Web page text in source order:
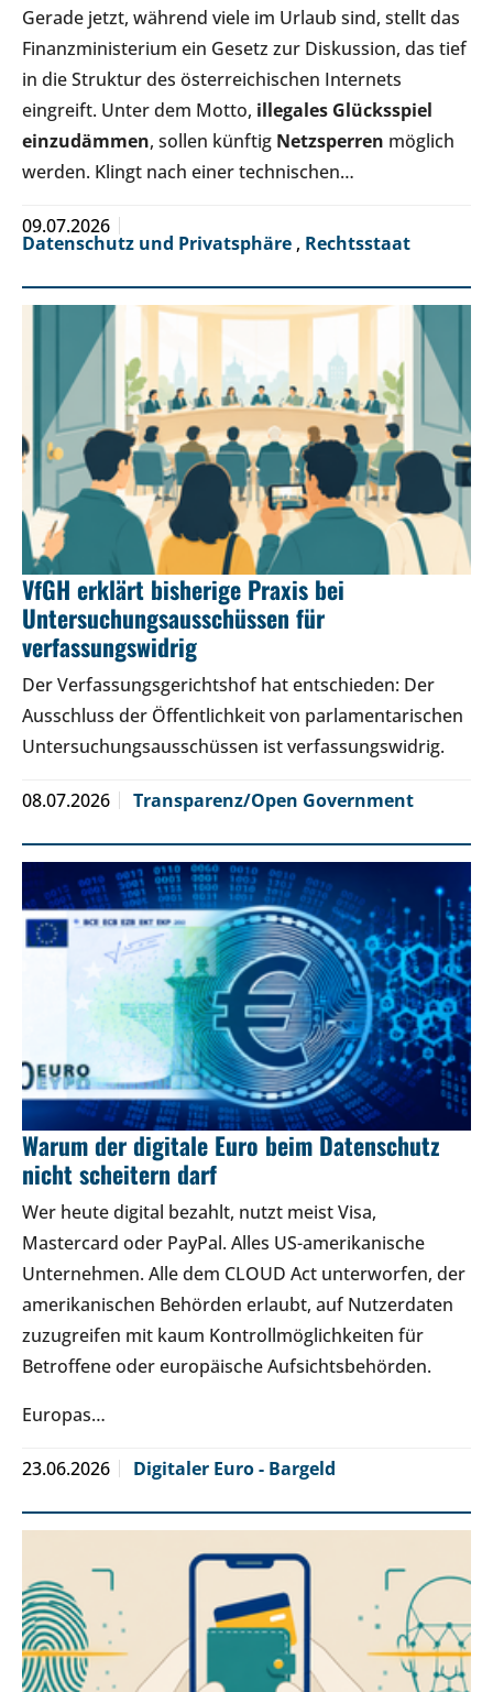
Gerade jetzt, während viele im Urlaub sind, stellt das
Finanzministerium ein Gesetz zur Diskussion, das tief
in die Struktur des österreichischen Internets
eingreift. Unter dem Motto, illegales Glücksspiel
einzudämmen, sollen künftig Netzsperren möglich
werden. Klingt nach einer technischen…
09.07.2026
Datenschutz und Privatsphäre , Rechtsstaat
VfGH erklärt bisherige Praxis bei
Untersuchungsausschüssen für
verfassungswidrig
Der Verfassungsgerichtshof hat entschieden: Der
Ausschluss der Öffentlichkeit von parlamentarischen
Untersuchungsausschüssen ist verfassungswidrig.
08.07.2026 Transparenz/Open Government
Warum der digitale Euro beim Datenschutz
nicht scheitern darf
Wer heute digital bezahlt, nutzt meist Visa,
Mastercard oder PayPal. Alles US-amerikanische
Unternehmen. Alle dem CLOUD Act unterworfen, der
amerikanischen Behörden erlaubt, auf Nutzerdaten
zuzugreifen mit kaum Kontrollmöglichkeiten für
Betroffene oder europäische Aufsichtsbehörden.
Europas…
23.06.2026 Digitaler Euro - Bargeld